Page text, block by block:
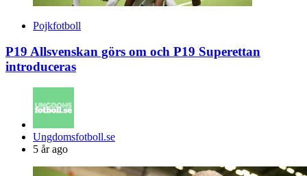
Pojkfotboll
P19 Allsvenskan görs om och P19 Superettan
introduceras
Posted
by
Ungdomsfotboll.se
5 år ago